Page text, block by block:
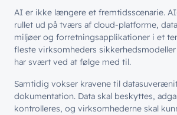
AI er ikke længere et fremtidsscenarie.
rullet ud på tværs af cloud-platforme,
miljøer og forretningsapplikationer i et
fleste virksomheders
har svært ved at følge med til.
Samtidig vokser kravene til
dokumentation. Data skal beskyttes,
kontrolleres, og virksomhederne skal